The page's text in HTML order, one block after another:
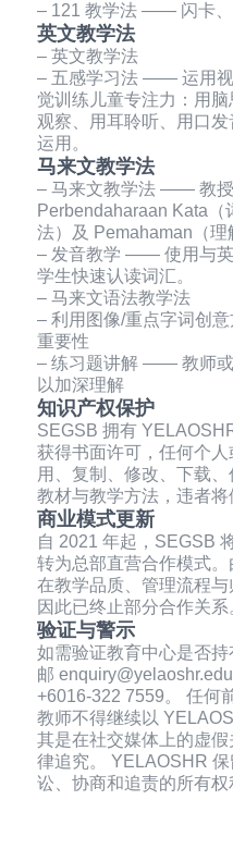
– 121 教学法 —— 闪卡、
英文教学法
– 英文教学法
– 五感学习法 —— 运用
觉训练儿童专注力：用
观察、用耳聆听、用口
运用。
马来文教学法
– 马来文教学法 —— 教授
Perbendaharaan Kata
法）及 Pemahaman（理
– 发音教学 —— 使用与
学生快速认读词汇。
– 马来文语法教学法
– 利用图像/重点字词创
重要性
– 练习题讲解 —— 教师或
以加深理解
知识产权保护
SEGSB 拥有
获得书面许可，任何个
用、复制、修改、下载
教材与教学方法，违者将
商业模式更新
自 2021 年起，SEGSB
转为总部直营合作模式
在教学品质、管理流程与
因此已终止部分合作关系
验证与警示
如需验证教育中心是否
邮
+6016-322 7559。 任何
教师不得继续以
其是在社交媒体上的虚
律追究。 YELAOSHR
讼、协商和追责的所有权